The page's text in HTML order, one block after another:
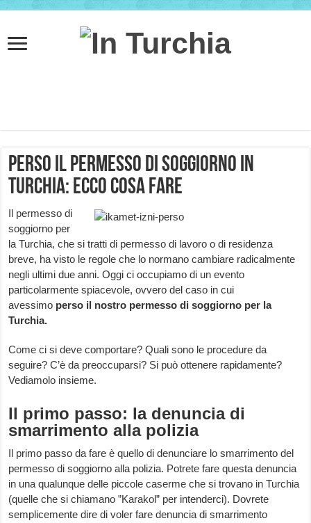
Perso il permesso di soggiorno in
Turchia: ecco cosa fare
Il permesso di
soggiorno per
la Turchia, che si tratti di permesso di lavoro o di residenza
breve, ha visto le regole che lo normano cambiare radicalmente
negli ultimi due anni. Oggi ci occupiamo di un evento
particolarmente spiacevole, ovvero del caso in cui
avessimo perso il nostro permesso di soggiorno per la
Turchia.
Come ci si deve comportare? Quali sono le procedure da
seguire? C’è da preoccuparsi? Si può ottenere rapidamente?
Vediamolo insieme.
Il primo passo: la denuncia di
smarrimento alla polizia
Il primo passo da fare è quello di denunciare lo smarrimento del
permesso di soggiorno alla polizia. Potrete fare questa denuncia
in una qualunque delle piccole caserme che si trovano in Turchia
(quelle che si chiamano ”Karakol” per intenderci). Dovrete
semplicemente dire di voler fare denuncia di smarrimento